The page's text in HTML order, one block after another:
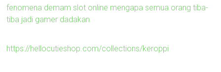
fenomena demam slot online mengapa semua orang tiba-
tiba jadi gamer dadakan
https://hellocutieshop.com/collections/keroppi